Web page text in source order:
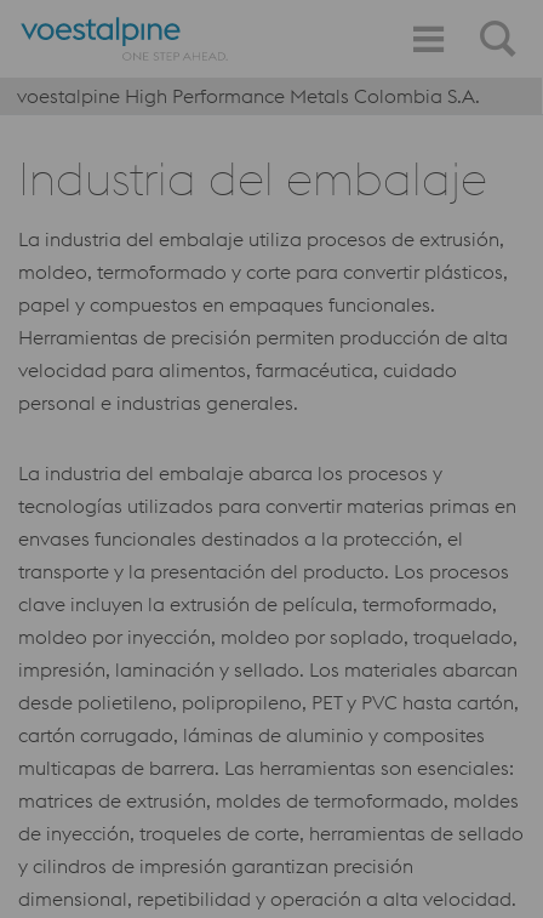
voestalpine High Performance Metals Colombia S.A.
Industria del embalaje
La industria del embalaje utiliza procesos de extrusión,
moldeo, termoformado y corte para convertir plásticos,
papel y compuestos en empaques funcionales.
Herramientas de precisión permiten producción de alta
velocidad para alimentos, farmacéutica, cuidado
personal e industrias generales.
La industria del embalaje abarca los procesos y
tecnologías utilizados para convertir materias primas en
envases funcionales destinados a la protección, el
transporte y la presentación del producto. Los procesos
clave incluyen la extrusión de película, termoformado,
moldeo por inyección, moldeo por soplado, troquelado,
impresión, laminación y sellado. Los materiales abarcan
desde polietileno, polipropileno, PET y PVC hasta cartón,
cartón corrugado, láminas de aluminio y composites
multicapas de barrera. Las herramientas son esenciales:
matrices de extrusión, moldes de termoformado, moldes
de inyección, troqueles de corte, herramientas de sellado
y cilindros de impresión garantizan precisión
dimensional, repetibilidad y operación a alta velocidad.